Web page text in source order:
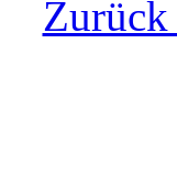
Zurück